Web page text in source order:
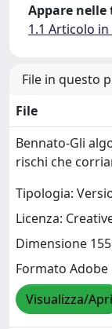
Appare nelle
1.1 Articolo
File in questo
File
Bennato-Gli
rischi che
Tipologia:
Licenza:
Dimensione
Formato Adobe
Visualizza/Apri